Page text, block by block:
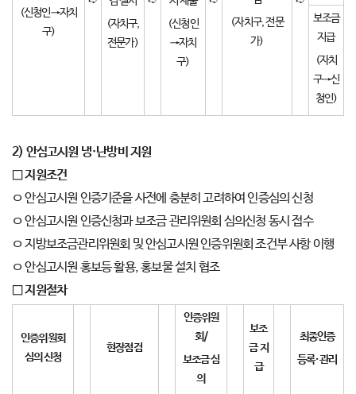
(신청인→자치
구)
(자치구,
전문가)
(신청인
→자치
구)
(자치구, 전문
가)
보조금
지급
(자치
구→신
청인)
2) 안심고시원 냉·난방비 지원
□지원조건
ㅇ 안심고시원 인증기준을 사전에 충분히 고려하여 인증심의 신청
ㅇ 안심고시원 인증신청과 보조금 관리위원회 심의신청 동시 접수
ㅇ 지방보조금관리위원회 및 안심고시원 인증위원회 조건부 사항 이행
ㅇ 안심고시원 홍보등 활용, 홍보물 설치 협조
□지원절차
인증위원회
심의 신청
현장점검
인증위원
회/
보조금 심
의
보조
금 지
급
최종인증
등록·관리